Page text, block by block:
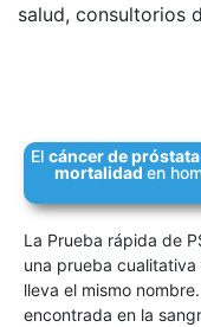
salud, consultorios
El cáncer de próstata
mortalidad en
La Prueba rápida de
una prueba
lleva el mismo
encontrada en la